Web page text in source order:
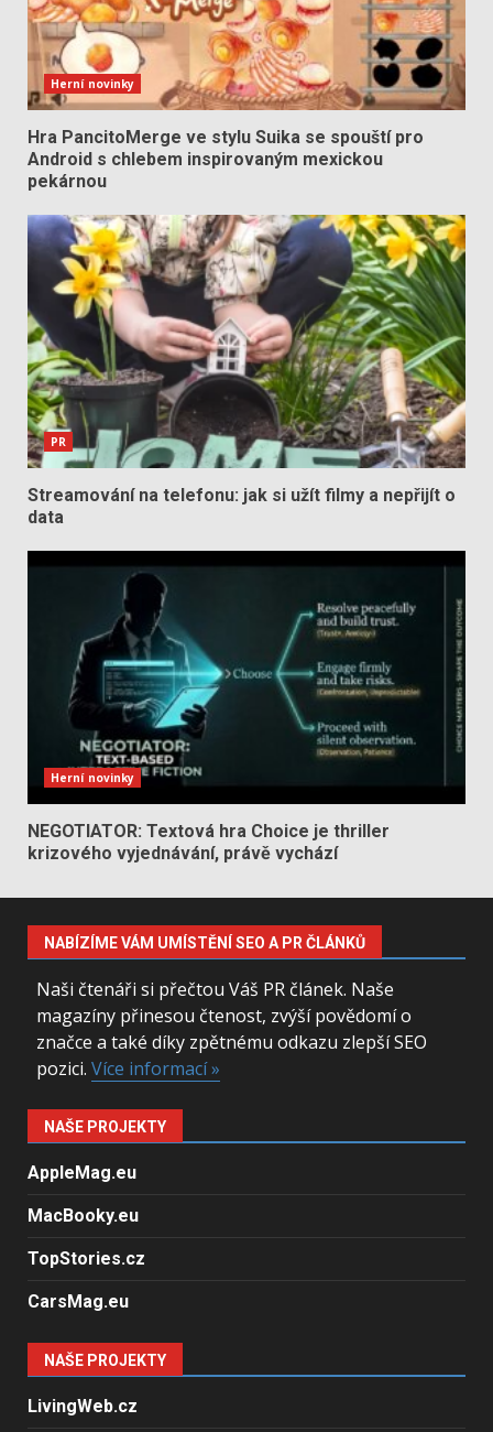
Herní novinky
Hra PancitoMerge ve stylu Suika se spouští pro
Android s chlebem inspirovaným mexickou
pekárnou
PR
Streamování na telefonu: jak si užít filmy a nepřijít o
data
Herní novinky
NEGOTIATOR: Textová hra Choice je thriller
krizového vyjednávání, právě vychází
NABÍZÍME VÁM UMÍSTĚNÍ SEO A PR ČLÁNKŮ
Naši čtenáři si přečtou Váš PR článek. Naše
magazíny přinesou čtenost, zvýší povědomí o
značce a také díky zpětnému odkazu zlepší SEO
pozici. Více informací »
NAŠE PROJEKTY
AppleMag.eu
MacBooky.eu
TopStories.cz
CarsMag.eu
NAŠE PROJEKTY
LivingWeb.cz